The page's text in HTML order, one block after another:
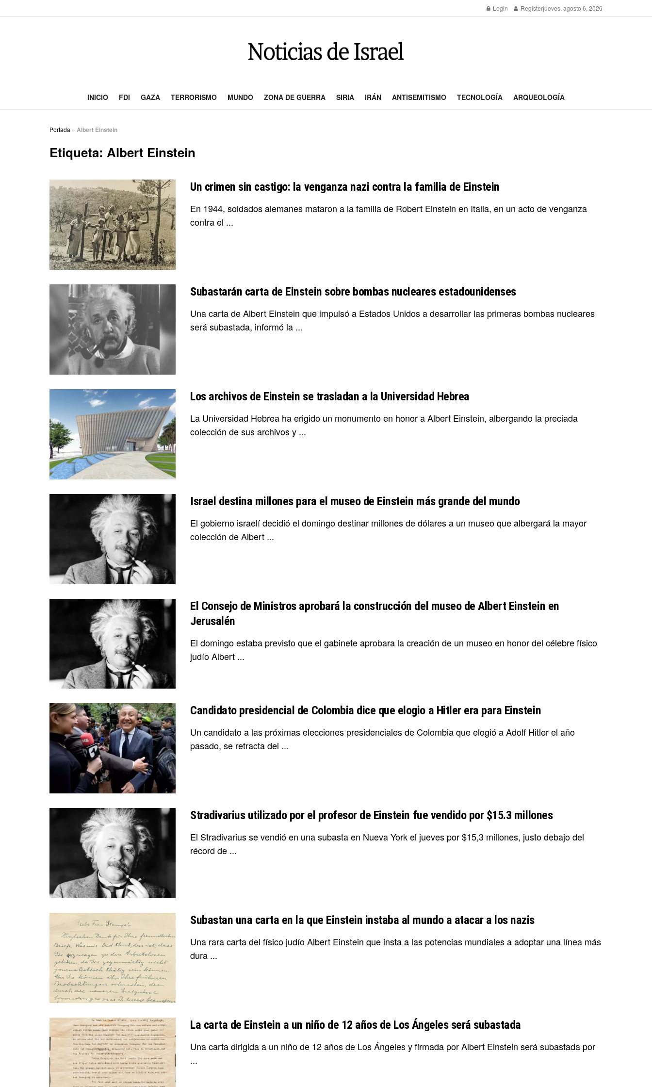
Login Registerjueves, agosto 6, 2026
INICIO FDI GAZA TERRORISMO MUNDO ZONA DE GUERRA SIRIA IRÁN ANTISEMITISMO TECNOLOGÍA ARQUEOLOGÍA
Portada » Albert Einstein
Etiqueta: Albert Einstein
Un crimen sin castigo: la venganza nazi contra la familia de Einstein
En 1944, soldados alemanes mataron a la familia de Robert Einstein en Italia, en un acto de venganza
contra el ...
Subastarán carta de Einstein sobre bombas nucleares estadounidenses
Una carta de Albert Einstein que impulsó a Estados Unidos a desarrollar las primeras bombas nucleares
será subastada, informó la ...
Los archivos de Einstein se trasladan a la Universidad Hebrea
La Universidad Hebrea ha erigido un monumento en honor a Albert Einstein, albergando la preciada
colección de sus archivos y ...
Israel destina millones para el museo de Einstein más grande del mundo
El gobierno israelí decidió el domingo destinar millones de dólares a un museo que albergará la mayor
colección de Albert ...
El Consejo de Ministros aprobará la construcción del museo de Albert Einstein en
Jerusalén
El domingo estaba previsto que el gabinete aprobara la creación de un museo en honor del célebre físico
judío Albert ...
Candidato presidencial de Colombia dice que elogio a Hitler era para Einstein
Un candidato a las próximas elecciones presidenciales de Colombia que elogió a Adolf Hitler el año
pasado, se retracta del ...
Stradivarius utilizado por el profesor de Einstein fue vendido por $15.3 millones
El Stradivarius se vendió en una subasta en Nueva York el jueves por $15,3 millones, justo debajo del
récord de ...
Subastan una carta en la que Einstein instaba al mundo a atacar a los nazis
Una rara carta del físico judío Albert Einstein que insta a las potencias mundiales a adoptar una línea más
dura ...
La carta de Einstein a un niño de 12 años de Los Ángeles será subastada
Una carta dirigida a un niño de 12 años de Los Ángeles y firmada por Albert Einstein será subastada por
...